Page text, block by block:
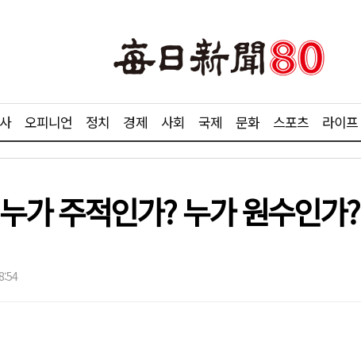
오피니언 정치 경제 사회 국제 문화 스포츠 라이프
가 주적인가? 누가 원수인가?